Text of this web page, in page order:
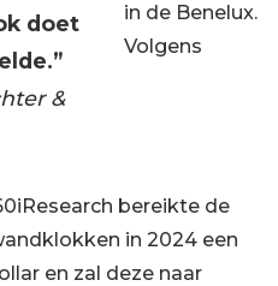
doet
&
in de Benelux.
Volgens
bereikte de
in 2024 een
en zal deze naar